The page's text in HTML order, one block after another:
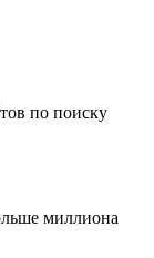
по поиску
миллиона